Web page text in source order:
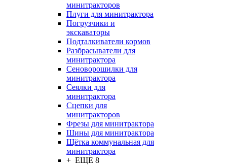
минитракторов
Плуги для минитрактора
Погрузчики и
экскаваторы
Подталкиватели кормов
Разбрасыватели для
минитрактора
Сеноворошилки для
минитрактора
Сеялки для
минитрактора
Сцепки для
минитракторов
Фрезы для минитрактора
Шины для минитрактора
Щётка коммунальная для
минитрактора
+ ЕЩЕ 8